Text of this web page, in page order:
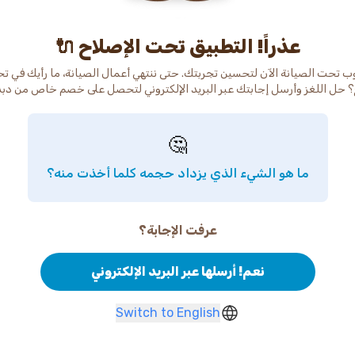
عذراً! التطبيق تحت الإصلاح 🔌
تحت الصيانة الآن لتحسين تجربتك. حتى ننتهي أعمال الصيانة، ما رأيك في
حل اللغز وأرسل إجابتك عبر البريد الإلكتروني لتحصل على خصم خاص من
🤔
ما هو الشيء الذي يزداد حجمه كلما أخذت منه؟
عرفت الإجابة؟
نعم! أرسلها عبر البريد الإلكتروني
Switch to English